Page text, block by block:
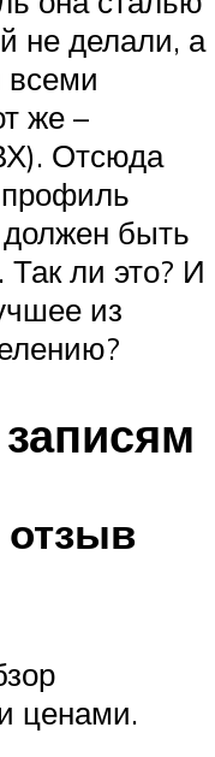
не делали, а
всеми
же –
Отсюда
профиль
быть
Так ли это? И
из
ценами.